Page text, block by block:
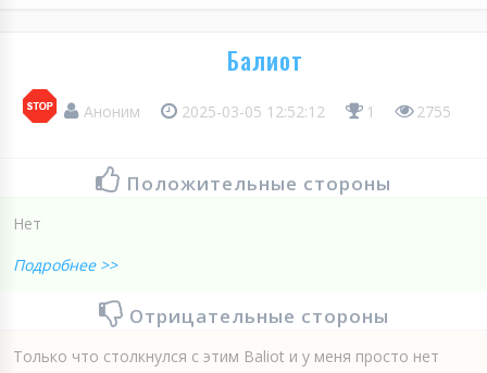
Балиот
Аноним 2025-03-05 12:52:12 1 2755
Положительные стороны
Нет
Подробнее >>
Отрицательные стороны
Только что столкнулся с этим Baliot и у меня просто нет